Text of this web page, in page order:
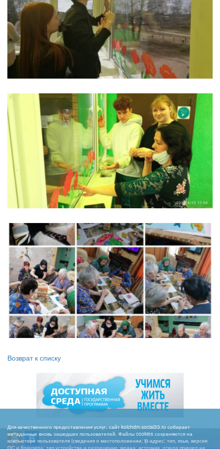
Возврат к списку
Для качественного предоставления услуг, сайт kolchdm.social33.ru собирает
метаданные вновь зашедших пользователей. Файлы cookies сохраняются на
компьютере пользователя (сведения о местоположении; ip-адрес; тип, язык, версия
ОС и браузера; тип устройства и разрешение экрана; источник, откуда пришел на